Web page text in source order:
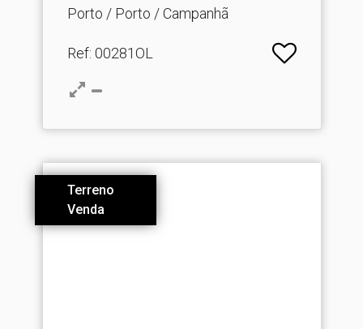
Porto / Porto / Campanhã
Ref: 00281OL
Terreno
Venda